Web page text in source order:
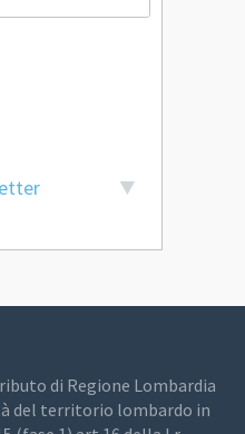
di Regione Lombardia
del territorio lombardo in